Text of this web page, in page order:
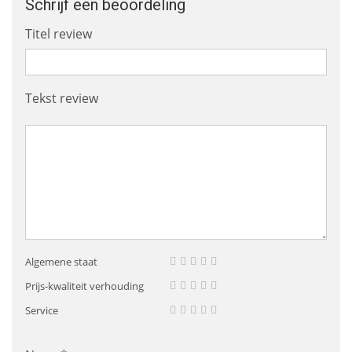
Schrijf een beoordeling
Titel review
Tekst review
Algemene staat
Prijs-kwaliteit verhouding
Service